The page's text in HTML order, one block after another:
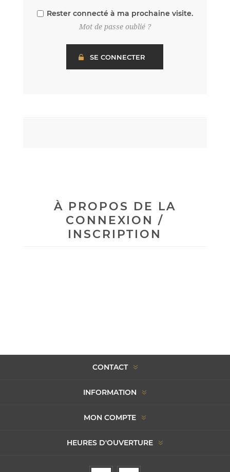
Rester connecté à ma prochaine visite.
Mot de passe oublié ?
À PROPOS DE LA
CONNEXION /
INSCRIPTION
CONTACT
INFORMATION
MON COMPTE
HEURES D'OUVERTURE